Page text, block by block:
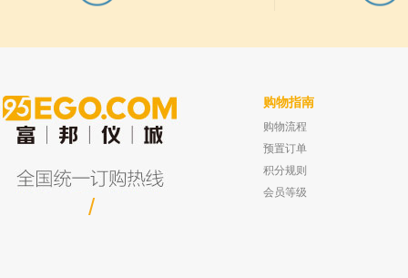
坛墨质检 圣草次苷,对照品 ≥98% 20mg
已有0人购买
耀华 YSQ-15-2滴定夹 塑料蝶式
/
购物指南
购物流程
预置订单
积分规则
会员等级